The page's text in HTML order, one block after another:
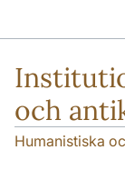
och
Humanistiska